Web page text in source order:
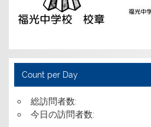
Count per Day
総訪問者数:
今日の訪問者数: